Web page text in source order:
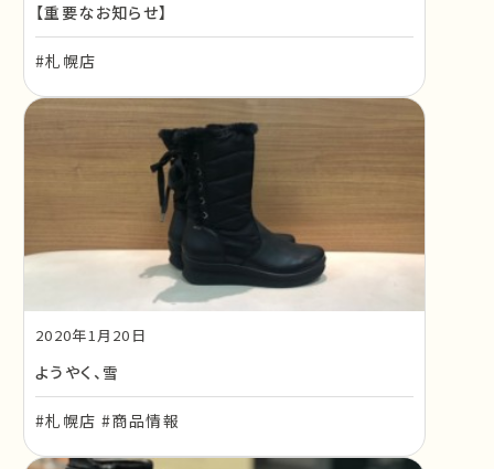
【重要なお知らせ】
#札幌店
2020年1月20日
ようやく、雪
#札幌店 #商品情報